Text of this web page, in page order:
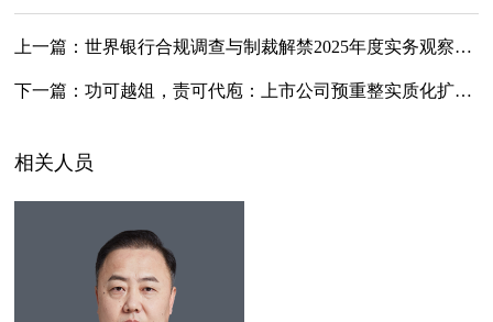
上一篇：世界银行合规调查与制裁解禁2025年度实务观察与展望
下一篇：功可越俎，责可代庖：上市公司预重整实质化扩张的年度观察与建议
相关人员